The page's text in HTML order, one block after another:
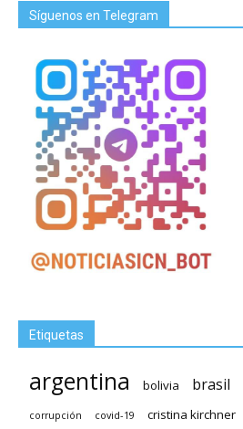
Síguenos en Telegram
Etiquetas
argentina bolivia brasil
corrupción covid-19 cristina kirchner